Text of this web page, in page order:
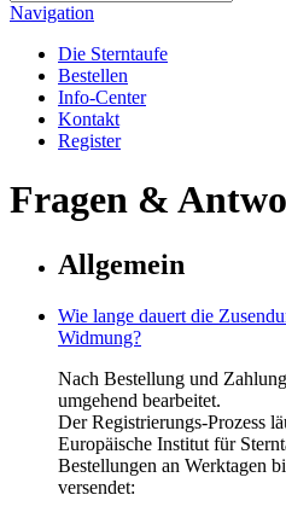
Navigation
Die Sterntaufe
Bestellen
Info-Center
Kontakt
Register
Fragen &
Allgemein
Wie lange dauert die
Widmung?
Nach Bestellung und
umgehend bearbeitet.
Der Registrierungs-Prozess
Europäische Institut für
Bestellungen an Werktagen
versendet: